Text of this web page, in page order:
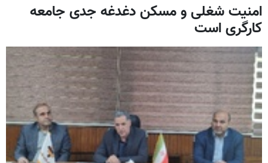
امنیت شغلی و مسکن دغدغه جدی جامعه
کارگری است